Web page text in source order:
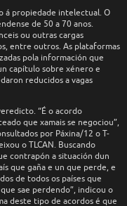
á propiedade intelectual. O
de 50 a 70 anos.
ou outras cargas
entre outros. As plataformas
pola información que
capítulo sobre xénero e
reducidos a vagas
“É o acordo
que xamais se negociou”,
por Páxina/12 o T-
o TLCAN. Buscando
contrapón a situación dun
que gaña e un que perde, e
de todos os países que
sae perdendo”, indicou o
deste tipo de acordos é que